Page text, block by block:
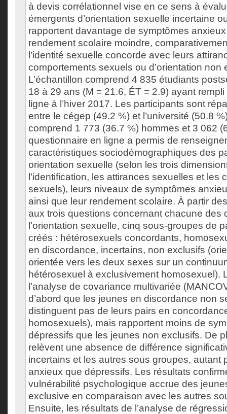
à devis corrélationnel vise en ce sens à
émergents d’orientation sexuelle incertaine
rapportent davantage de symptômes
rendement scolaire moindre,
l’identité sexuelle concorde avec leurs
comportements sexuels ou d’orientation non
L’échantillon comprend 4 835 étudiants
18 à 29 ans (M = 21.6, ÉT = 2.9) ayant
ligne à l’hiver 2017. Les participants sont
entre le cégep (49.2 %) et l’université (50.8
comprend 1 773 (36.7 %) hommes et 3 062
questionnaire en ligne a permis de
caractéristiques sociodémographiques des
orientation sexuelle (selon les trois
l’identification, les attirances sexuelles et les
sexuels), leurs niveaux de symptômes
ainsi que leur rendement scolaire. À partir
aux trois questions concernant chacune des
l’orientation sexuelle, cinq sous-groupes de
créés : hétérosexuels concordants,
en discordance, incertains, non exclusifs
orientée vers les deux sexes sur un
hétérosexuel à exclusivement homosexuel).
l’analyse de covariance multivariée
d’abord que les jeunes en discordance non
distinguent pas de leurs pairs en
homosexuels), mais rapportent moins de
dépressifs que les jeunes non exclusifs. De
relèvent une absence de différence
incertains et les autres sous groupes, autant
anxieux que dépressifs. Les résultats
vulnérabilité psychologique accrue des
exclusive en comparaison avec les autres
Ensuite, les résultats de l’analyse de